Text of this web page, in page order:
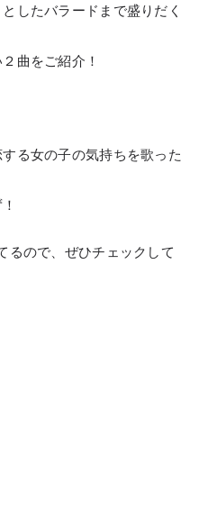
したバラードまで盛りだく
曲をご紹介！
る女の子の気持ちを歌った
るので、ぜひチェックして